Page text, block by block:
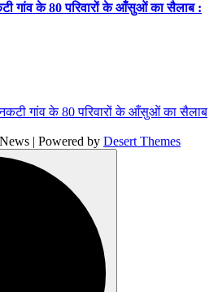
गांव के 80 परिवारों के आँसुओं का सैलाब :
| Powered by Desert Themes